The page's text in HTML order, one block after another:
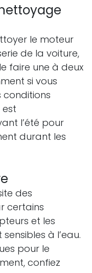
le moteur
de la voiture,
faire une à deux
si vous
conditions
est
l’été pour
durant les
des
certains
et les
à l’eau.
pour le
confiez